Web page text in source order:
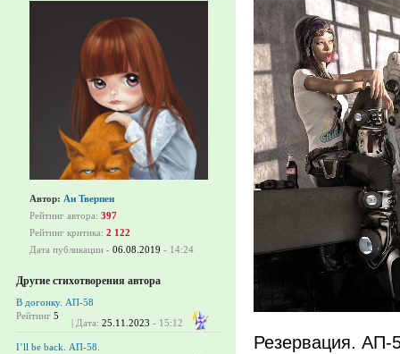
Автор: Ан Тверпен
Рейтинг автора: 397
Рейтинг критика: 2 122
Дата публикации - 06.08.2019 - 14:24
Другие стихотворения автора
В догонку. АП-58
Рейтинг 5
| Дата: 25.11.2023 - 15:12
I’ll be back. АП-58.
Резервация. АП-